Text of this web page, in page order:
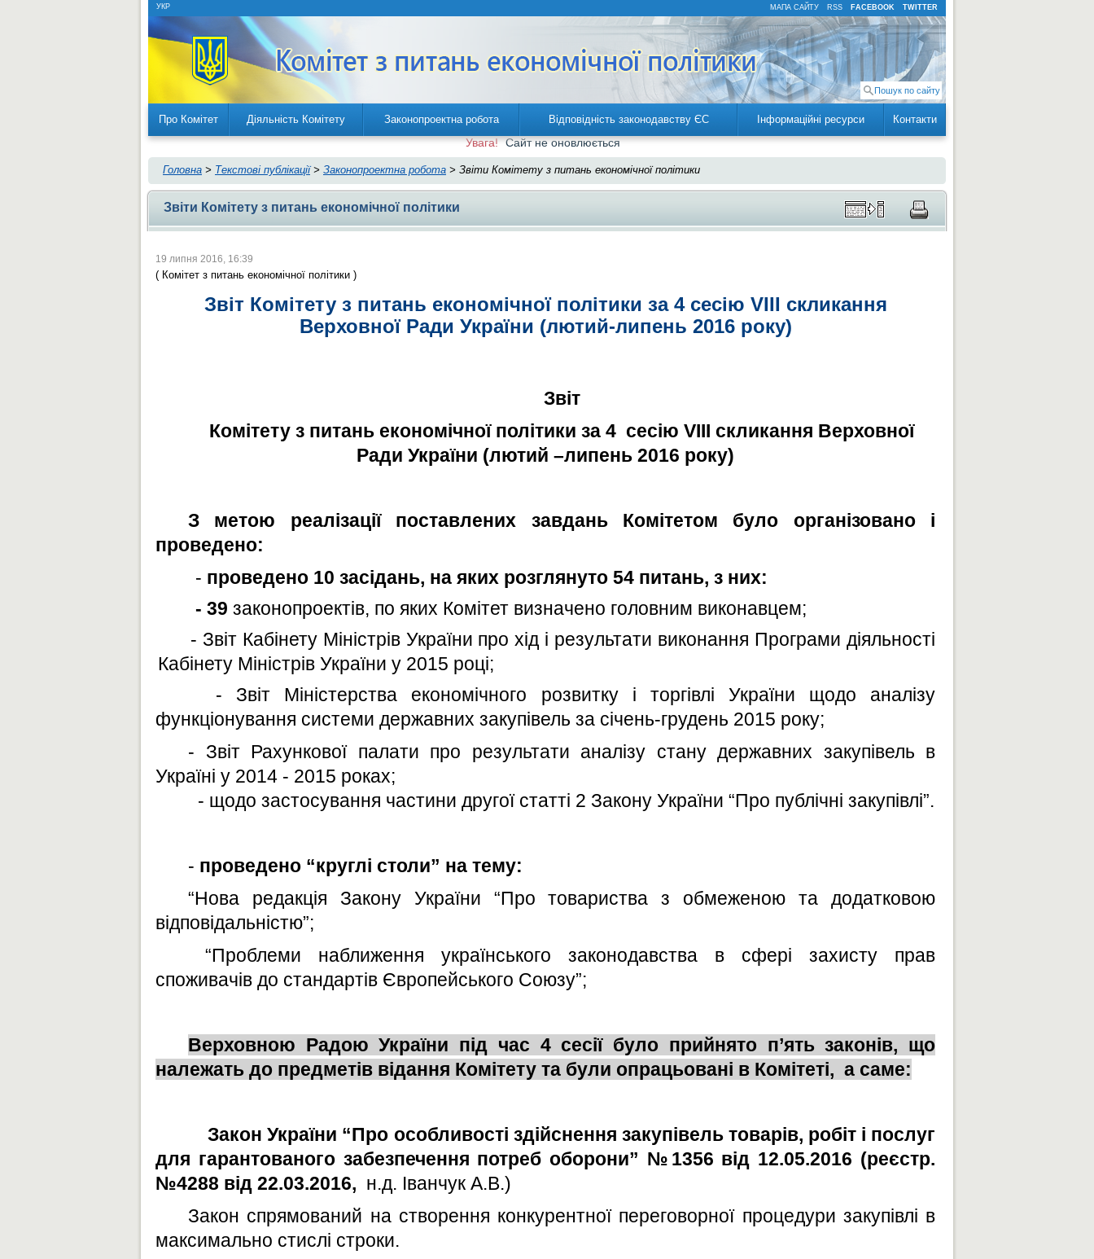
УКР TWITTER
FACEBOOK
RSS
МАПА САЙТУ
Про Комітет Діяльність Комітету Законопроектна робота Відповідність законодавству ЄС Інформаційні ресурси Контакти
Увага! Cайт не оновлюється
Головна > Текстові публікації> Законопроектна робота > Звіти Комітету з питань економічної політики
Звіти Комітету з питань економічної політики
19 липня 2016, 16:39
( Комітет з питань економічної політики )
Звіт Комітету з питань економічної політики за 4 сесію VIII скликання
Верховної Ради України (лютий-липень 2016 року)
Звіт
Комітету з питань економічної політики за 4 сесію VIII скликання Верховної
Ради України (лютий –липень 2016 року)
З метою реалізації поставлених завдань Комітетом було організовано і
проведено:
- проведено 10 засідань, на яких розглянуто 54 питань, з них:
- 39 законопроектів, по яких Комітет визначено головним виконавцем;
- Звіт Кабінету Міністрів України про хід і результати виконання Програми діяльності
Кабінету Міністрів України у 2015 році;
- Звіт Міністерства економічного розвитку і торгівлі України щодо аналізу
функціонування системи державних закупівель за січень-грудень 2015 року;
- Звіт Рахункової палати про результати аналізу стану державних закупівель в
Україні у 2014 - 2015 роках;
- щодо застосування частини другої статті 2 Закону України “Про публічні закупівлі”.
- проведено “круглі столи” на тему:
“Нова редакція Закону України “Про товариства з обмеженою та додатковою
відповідальністю”;
“Проблеми наближення українського законодавства в сфері захисту прав
споживачів до стандартів Європейського Союзу”;
Верховною Радою України під час 4 сесії було прийнято п’ять законів, що
належать до предметів відання Комітету та були опрацьовані в Комітеті, а саме:
Закон України “Про особливості здійснення закупівель товарів, робіт і послуг
для гарантованого забезпечення потреб оборони” №1356 від 12.05.2016 (реєстр.
№4288 від 22.03.2016, н.д. Іванчук А.В.)
Закон спрямований на створення конкурентної переговорної процедури закупівлі в
максимально стислі строки.